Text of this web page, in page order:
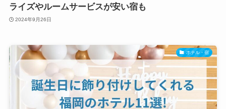
ライズやルームサービスが安い宿も
2024年9月26日
ホテル・宿